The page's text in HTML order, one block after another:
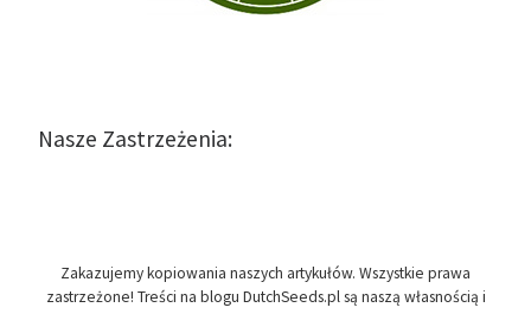
Nasze Zastrzeżenia:
Zakazujemy kopiowania naszych artykułów. Wszystkie prawa
zastrzeżone! Treści na blogu DutchSeeds.pl są naszą własnością i